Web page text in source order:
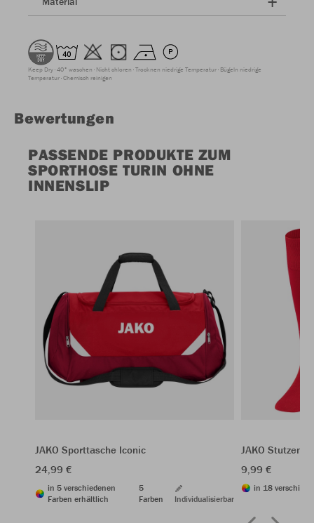
Keep Dry 40° waschen Nicht chloren Trocknen niedrige Temperatur Bügeln niedrige
Temperatur Chemisch reinigen
Bewertungen
PASSENDE PRODUKTE ZUM
SPORTHOSE TURIN OHNE
INNENSLIP
JAKO Sporttasche Iconic
24,99 €
in 5 verschiedenen
Farben erhältlich
5
Farben
Individualisierbar
JAKO
9,99 €
in 18